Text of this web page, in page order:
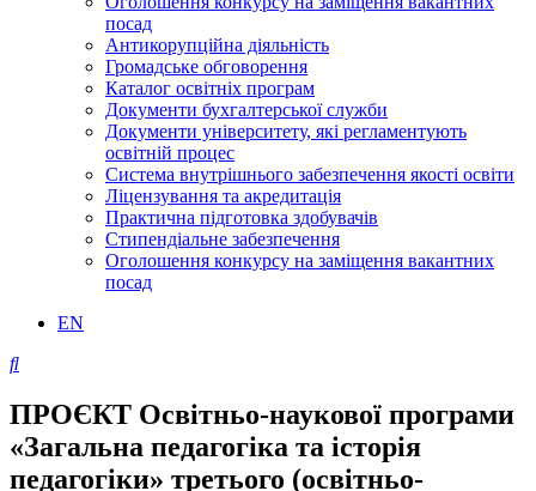
посад
Антикорупційна діяльність
Громадське обговорення
Каталог освітніх програм
Документи бухгалтерської служби
Документи університету, які регламентують
освітній процес
Система внутрішнього забезпечення якості освіти
Ліцензування та акредитація
Практична підготовка здобувачів
Стипендіальне забезпечення
Оголошення конкурсу на заміщення вакантних
посад
EN
ПРОЄКТ Освітньо-наукової програми
«Загальна педагогіка та історія
педагогіки» третього (освітньо-